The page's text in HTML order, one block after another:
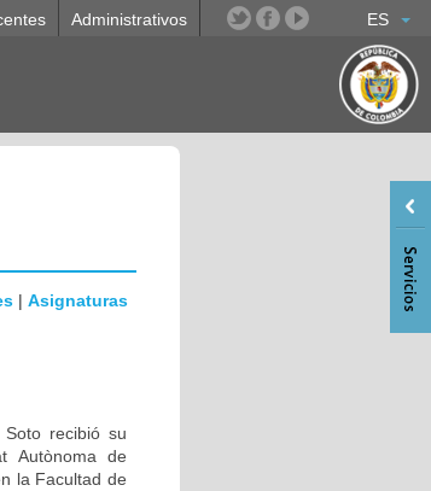
ES
Administrativos
| Asignaturas
recibió su
Autònoma de
la Facultad de